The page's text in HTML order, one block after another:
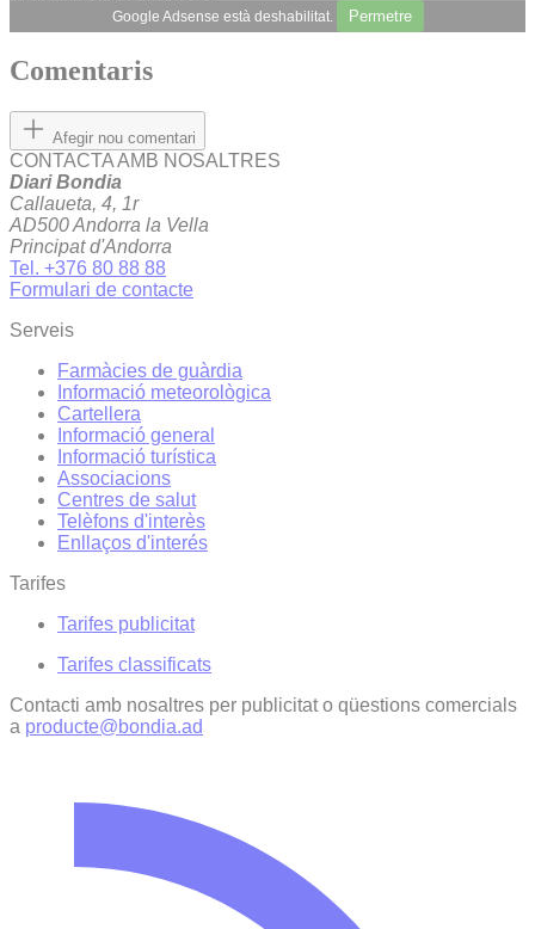
Google Adsense està deshabilitat. Permetre
Comentaris
Afegir nou comentari
CONTACTA AMB NOSALTRES
Diari Bondia
Callaueta, 4, 1r
AD500 Andorra la Vella
Principat d'Andorra
Tel. +376 80 88 88
Formulari de contacte
Serveis
Farmàcies de guàrdia
Informació meteorològica
Cartellera
Informació general
Informació turística
Associacions
Centres de salut
Telèfons d'interès
Enllaços d'interés
Tarifes
Tarifes publicitat
Tarifes classificats
Contacti amb nosaltres per publicitat o qüestions comercials
a producte@bondia.ad